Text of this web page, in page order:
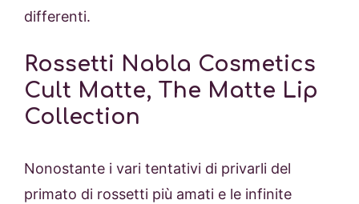
differenti.
Rossetti Nabla Cosmetics
Cult Matte, The Matte Lip
Collection
Nonostante i vari tentativi di privarli del
primato di rossetti più amati e le infinite